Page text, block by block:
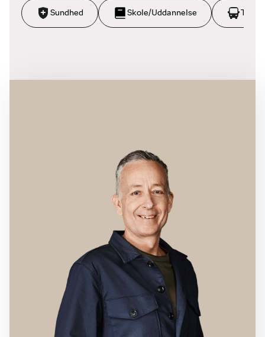
Sundhed Skole/Uddannelse